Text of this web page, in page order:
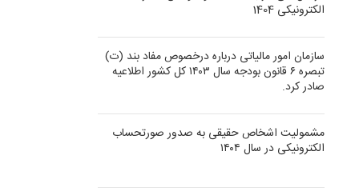
الکترونیکی 1404
سازمان امور مالیاتی درباره درخصوص مفاد بند (ت)
تبصره ۶ قانون بودجه سال ۱۴۰۳ کل کشور اطلاعیه
صادر کرد.
مشمولیت اشخاص حقیقی به صدور صورتحساب
الکترونیکی در سال ۱۴۰۴